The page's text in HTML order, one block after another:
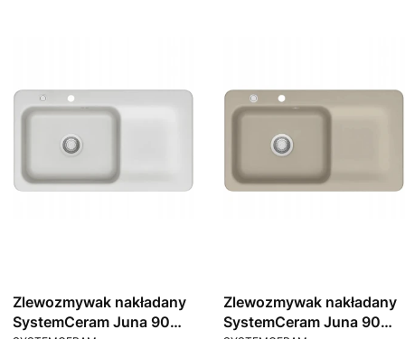
Zlewozmywak nakładany
SystemCeram Juna 90
Zlewozmywak nakładany
SystemCeram Juna 90